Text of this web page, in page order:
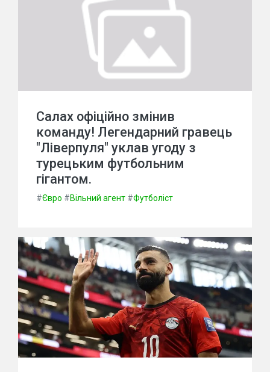
Салах офіційно змінив
команду! Легендарний гравець
"Ліверпуля" уклав угоду з
турецьким футбольним
гігантом.
#Євро #Вільний агент #Футболіст